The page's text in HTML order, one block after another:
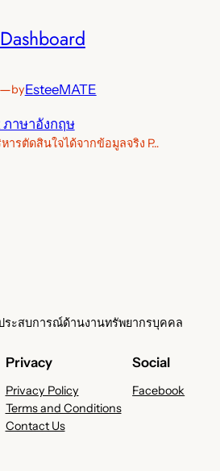
—byEsteeMATE
ภาษาอังกฤษ
ารตัดสินใจได้จากข้อมูลจริง P…
ระสบการณ์ด้านงานทรัพยากรบุคคล
Privacy
Privacy Policy
Terms and Conditions
Contact Us
Social
Facebook